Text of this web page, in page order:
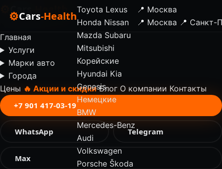
⚙Cars-HealthToyota Lexus
Honda Nissan
Mazda Subaru
Mitsubishi
Корейские
Hyundai Kia
Genesis
Немецкие
BMW
Mercedes-Benz
Audi
Volkswagen
Porsche Škoda
📍 Москва
📍 Москва 📍 Санкт-
Cars -Health
Главная
Услуги
Марки авто
Города
Цены 🔥 Акции и скидки Блог О компании Контакты
+7 901 417-03-19
WhatsApp Telegram
Max